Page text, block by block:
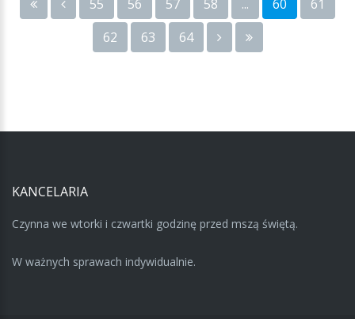
55 56 57 58 ... 60
61
62
63 64
KANCELARIA
Czynna we wtorki i czwartki godzinę przed mszą świętą.
W ważnych sprawach indywidualnie.